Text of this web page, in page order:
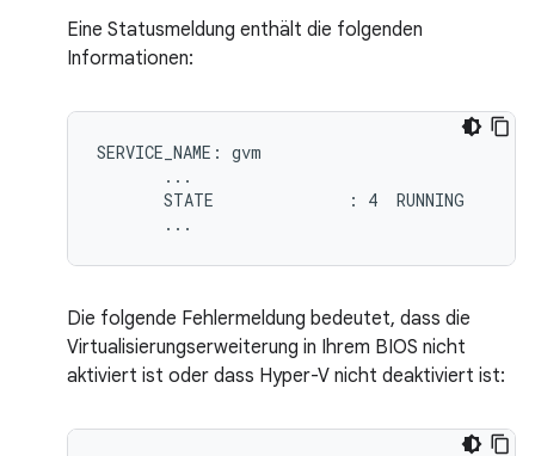
Eine Statusmeldung enthält die folgenden
Informationen:
SERVICE_NAME: gvm
       ...
       STATE              : 4  RUNNING
Die folgende Fehlermeldung bedeutet, dass die
Virtualisierungserweiterung in Ihrem BIOS nicht
aktiviert ist oder dass Hyper-V nicht deaktiviert ist: